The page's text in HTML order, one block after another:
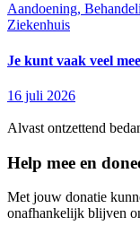
Aandoening,
Ziekenhuis
Je kunt vaak veel
16 juli 2026
Alvast ontzettend
Help mee en
Met jouw donatie
onafhankelijk blijven